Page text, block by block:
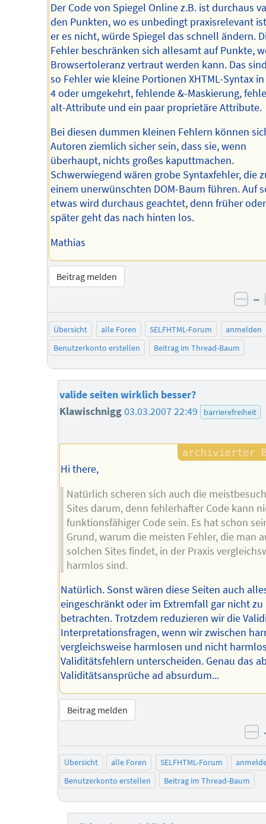
Der Code von Spiegel Online z.B. ist durchaus
den Punkten, wo es unbedingt praxisrelevant
er es nicht, würde Spiegel das schnell ändern.
Fehler beschränken sich allesamt auf Punkte,
Browsertoleranz vertraut werden kann. Das
so Fehler wie kleine Portionen XHTML-Syntax in
4 oder umgekehrt, fehlende &-Maskierung,
alt-Attribute und ein paar proprietäre Attribute.
Bei diesen dummen kleinen Fehlern können
Autoren ziemlich sicher sein, dass sie, wenn
überhaupt, nichts großes kaputtmachen.
Schwerwiegend wären grobe Syntaxfehler, die
einem unerwünschten DOM-Baum führen. Auf
etwas wird durchaus geachtet, denn früher oder
später geht das nach hinten los.
Mathias
Beitrag melden
–
Übersicht alle Foren SELFHTML-Forum
anmelden
Benutzerkonto erstellen
Beitrag im Thread-Baum
valide seiten wirklich besser?
Klawischnigg03.03.2007 22:49 barrierefreiheit
Hi there,
Natürlich scheren sich auch die
Sites darum, denn fehlerhafter Code kann
funktionsfähiger Code sein. Es hat schon
Grund, warum die meisten Fehler, die man
solchen Sites findet, in der Praxis
harmlos sind.
Natürlich. Sonst wären diese Seiten auch
eingeschränkt oder im Extremfall gar nicht zu
betrachten. Trotzdem reduzieren wir die
Interpretationsfragen, wenn wir zwischen
vergleichsweise harmlosen und nicht
Validitätsfehlern unterscheiden. Genau das
Validitätsansprüche ad absurdum...
Beitrag melden
Übersicht alle Foren SELFHTML-Forum
Benutzerkonto erstellen
Beitrag im Thread-Baum